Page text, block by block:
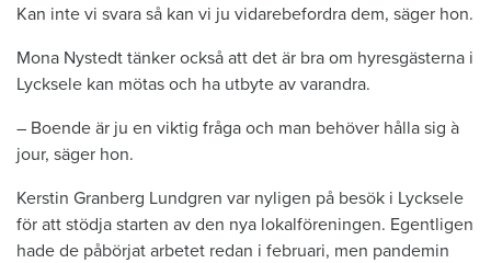
Kan inte vi svara så kan vi ju vidarebefordra dem, säger hon.
Mona Nystedt tänker också att det är bra om hyresgästerna i
Lycksele kan mötas och ha utbyte av varandra.
– Boende är ju en viktig fråga och man behöver hålla sig à
jour, säger hon.
Kerstin Granberg Lundgren var nyligen på besök i Lycksele
för att stödja starten av den nya lokalföreningen. Egentligen
hade de påbörjat arbetet redan i februari, men pandemin